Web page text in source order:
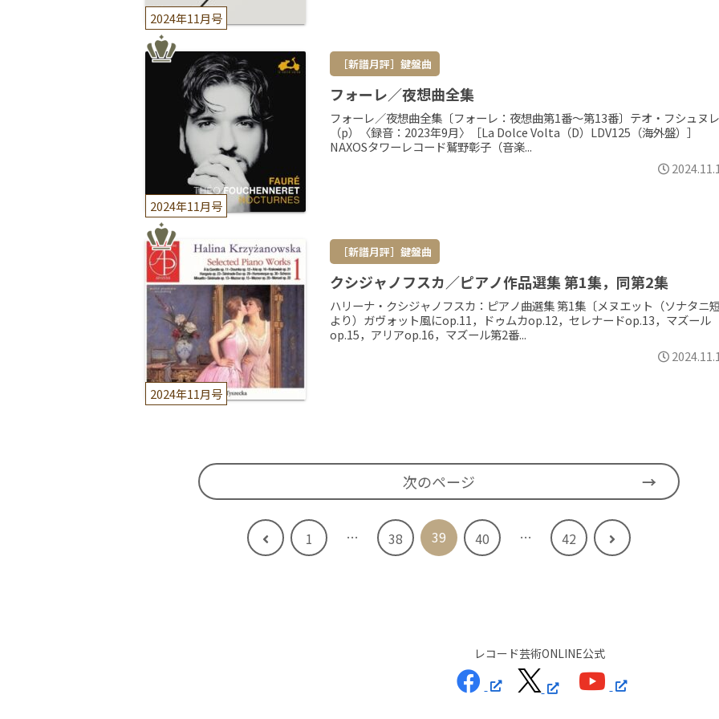
2024年11月号
2024年11月号
［新譜月評］鍵盤曲
フォーレ／夜想曲全集
フォーレ／夜想曲全集〔フォーレ：夜想曲第1番～第13番〕テオ・フシュヌレ
（p）〈録音：2023年9月〉［La Dolce Volta（D）LDV125（海外盤）］
NAXOSタワーレコード鷲野彰子（音楽...
2024年11月号
［新譜月評］鍵盤曲
クシジャノフスカ／ピアノ作品選集 第1集，同第2集
ハリーナ・クシジャノフスカ：ピアノ曲選集 第1集〔メヌエット（ソナタニ
より）ガヴォット風にop.11，ドゥムカop.12，セレナードop.13，マズール
op.15，アリアop.16，マズール第2番...
次のページ
前
1 … 38 39 40 … 42
次
レコード芸術ONLINE公式